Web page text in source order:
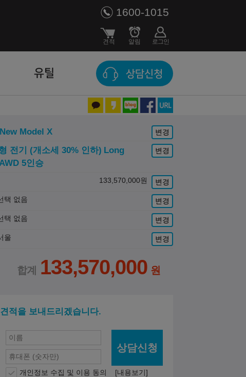
1600-1015
유틸 상담신청
New Model X 변경
전기 (개소세 30% 인하) Long
5인승
변경
133,570,000원 변경
택 없음 변경
택 없음 변경
울 변경
133,570,000
적을 보내드리겠습니다.
개인정보 수집 및 이용 동의 [내용보기]
상담신청